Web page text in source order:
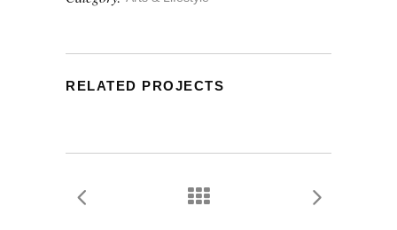
RELATED PROJECTS